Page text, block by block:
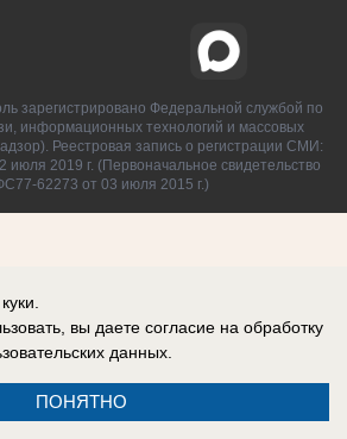
зарегистрировано Федеральной службой по
информационных технологий и массовых
Реестровая запись о регистрации СМИ:
2019 г. (Первоначальное свидетельство
62273 от 03 июля 2015 г.)
вы даете согласие на обработку
данных.
ПОНЯТНО